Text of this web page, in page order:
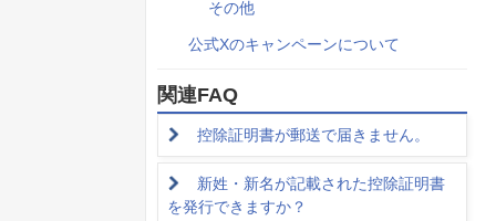
その他
公式Xのキャンペーンについて
関連FAQ
控除証明書が郵送で届きません。
新姓・新名が記載された控除証明書
を発行できますか？